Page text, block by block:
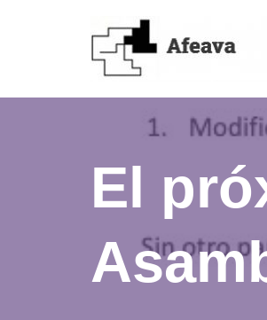
contenido
El